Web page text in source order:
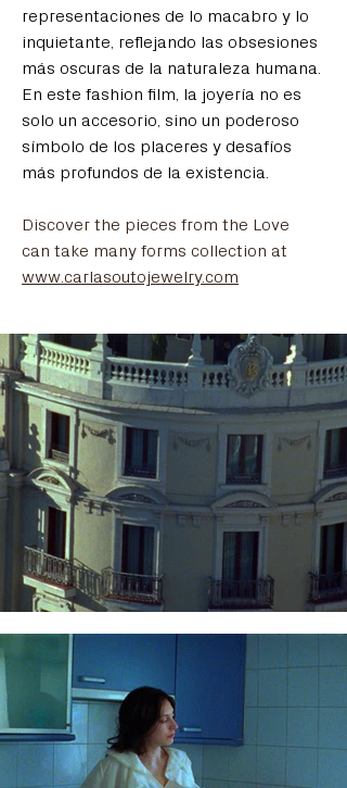
representaciones de lo macabro y lo
inquietante, reflejando las obsesiones
más oscuras de la naturaleza humana.
En este fashion film, la joyería no es
solo un accesorio, sino un poderoso
símbolo de los placeres y desafíos
más profundos de la existencia.
Discover the pieces from the Love
can take many forms collection at
www.carlasoutojewelry.com